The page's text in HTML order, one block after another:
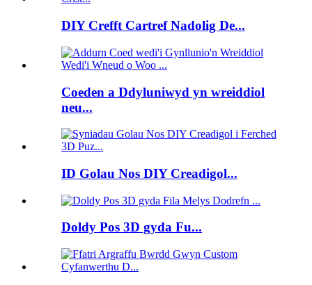
DIY Crefft Cartref Nadolig De...
Coeden a Ddyluniwyd yn wreiddiol
neu...
ID Golau Nos DIY Creadigol...
Doldy Pos 3D gyda Fu...